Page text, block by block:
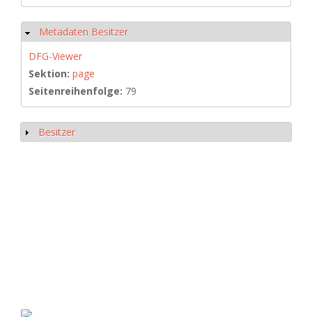
Hide
Metadaten Besitzer
DFG-Viewer
Sektion: page
Seitenreihenfolge: 79
Show
Besitzer